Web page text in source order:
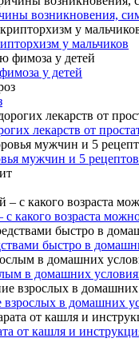
возникновения,
у мальчиков
у детей
лекарств от
мужчин и 5
с какого возраста
быстро в
в домашних
взрослых в домашних
от кашля и